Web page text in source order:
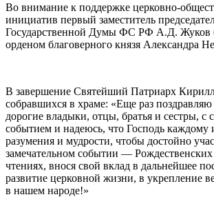
Во внимание к поддержке церковно-
инициатив первый заместитель
Государственной Думы ФС РФ А.Д. Жуков
орденом благоверного князя Александра
В завершение Святейший Патриарх
собравшихся в храме: «Еще раз поздравляю
дорогие владыки, отцы, братья и сестры, с
событием и надеюсь, что Господь каждому
разумения и мудрости, чтобы достойно
замечательном событии — Рождественских
чтениях, внося свой вклад в дальнейшее
развитие церковной жизни, в укрепление
в нашем народе!»